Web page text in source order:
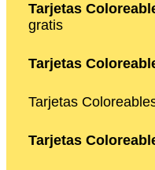
Tarjetas
gratis
Tarjetas
Tarjetas
Tarjetas